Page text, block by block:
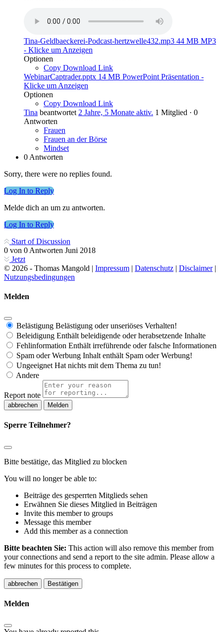
Tina-Geldbaeckerei-Podcast-hertzwelle432.mp3 44 MB MP3
- Klicke um Anzeigen
Optionen
Copy Download Link
WebinarCaptrader.pptx 14 MB PowerPoint Präsentation -
Klicke um Anzeigen
Optionen
Copy Download Link
Tina beantwortet 2 Jahre, 5 Monate aktiv. 1 Mitglied · 0
Antworten
Frauen
Frauen an der Börse
Mindset
0 Antworten
Sorry, there were no replies found.
Log In to Reply
Melde dich an um zu antworten.
Log In to Reply
Start of Discussion
0 von 0 Antworten Juni 2018
Jetzt
© 2026 - Thomas Mangold | Impressum | Datenschutz | Disclaimer|
Nutzungsbedingungen
Melden
Belästigung Belästigung oder unseriöses Verhalten!
Beleidigung Enthält beleidigende oder herabsetzende Inhalte
Fehlinformation Enthält irreführende oder falsche Informationen
Spam oder Werbung Inhalt enthält Spam oder Werbung!
Ungeeignet Hat nichts mit dem Thema zu tun!
Andere
Report note
Melden
Sperre Teilnehmer?
Bitte bestätige, das Mitglied zu blocken
You will no longer be able to:
Beiträge des gesperrten Mitglieds sehen
Erwähnen Sie dieses Mitglied in Beiträgen
Invite this member to groups
Message this member
Add this member as a connection
Bitte beachten Sie: This action will also remove this member from
your connections and send a report to the site admin. Please allow a
few minutes for this process to complete.
Bestätigen
Melden